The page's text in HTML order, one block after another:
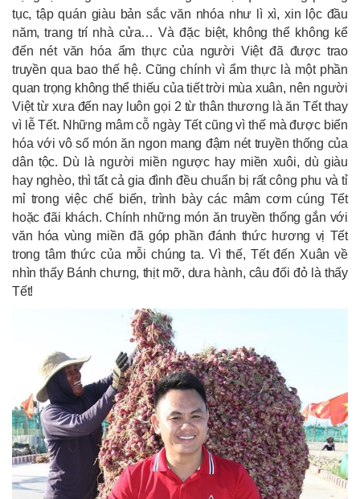
tục, tập quán giàu bản sắc văn nhóa như lì xì, xin lộc đầu
năm, trang trí nhà cửa… Và đặc biệt, không thể không kể
đến nét văn hóa ẩm thực của người Việt đã được trao
truyền qua bao thế hệ. Cũng chính vì ẩm thực là một phần
quan trọng không thể thiếu của tiết trời mùa xuân, nên người
Việt từ xưa đến nay luôn gọi 2 từ thân thương là ăn Tết thay
vì lễ Tết. Những mâm cỗ ngày Tết cũng vì thế mà được biến
hóa với vô số món ăn ngon mang đậm nét truyền thống của
dân tộc. Dù là người miền ngược hay miền xuôi, dù giàu
hay nghèo, thì tất cả gia đình đều chuẩn bị rất công phu và tỉ
mỉ trong việc chế biến, trình bày các mâm cơm cúng Tết
hoặc đãi khách. Chính những món ăn truyền thống gắn với
văn hóa vùng miền đã góp phần đánh thức hương vị Tết
trong tâm thức của mỗi chúng ta. Vì thế, Tết đến Xuân về
nhìn thấy Bánh chưng, thịt mỡ, dưa hành, câu đối đỏ là thấy
Tết!